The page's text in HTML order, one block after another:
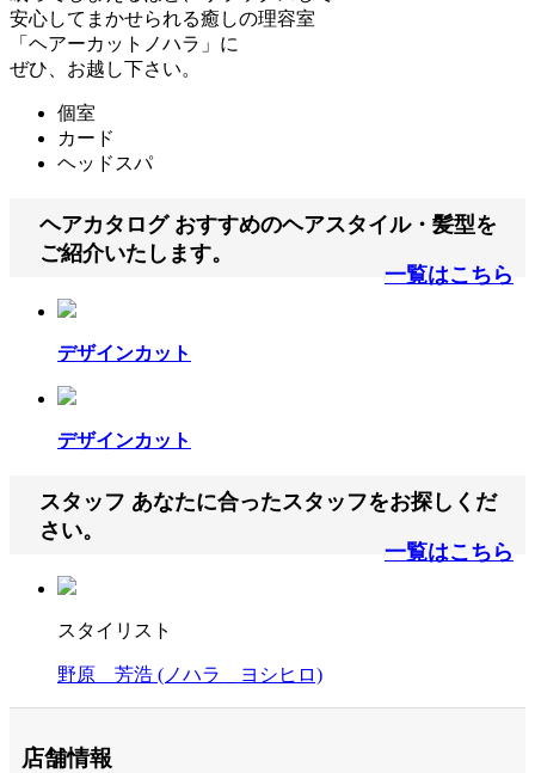
安心してまかせられる癒しの理容室
「ヘアーカットノハラ」に
ぜひ、お越し下さい。
個室
カード
ヘッドスパ
ヘアカタログ おすすめのヘアスタイル・髪型を
ご紹介いたします。
一覧はこちら
デザインカット
デザインカット
スタッフ あなたに合ったスタッフをお探しくだ
さい。
一覧はこちら
スタイリスト
野原 芳浩 (ノハラ ヨシヒロ)
店舗情報